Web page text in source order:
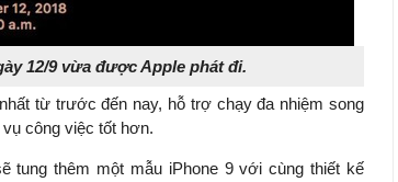
12/9 vừa được Apple phát đi.
từ trước đến nay, hỗ trợ chạy đa nhiệm song
công việc tốt hơn.
tung thêm một mẫu iPhone 9 với cùng thiết kế